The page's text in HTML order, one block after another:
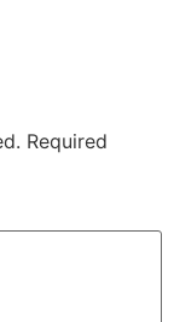
Required